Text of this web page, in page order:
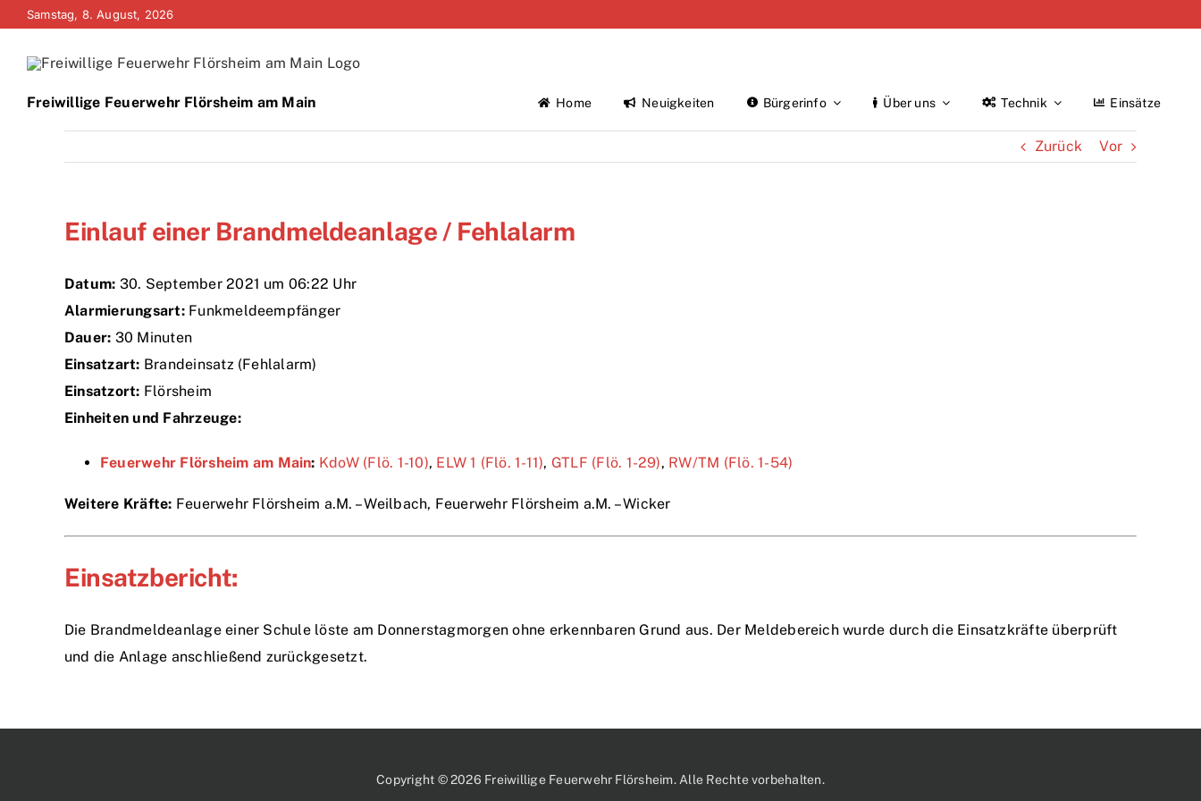
Zum
springen
Samstag, 8. August, 2026
Freiwillige Feuerwehr Flörsheim am Main Home Neuigkeiten Bürgerinfo Über uns Technik Einsätze
Zurück Vor
Einlauf einer Brandmeldeanlage / Fehlalarm
Datum: 30. September 2021 um 06:22 Uhr
Alarmierungsart:Funkmeldeempfänger
Dauer: 30 Minuten
Einsatzart: Brandeinsatz (Fehlalarm)
Einsatzort: Flörsheim
Einheiten und Fahrzeuge:
Feuerwehr Flörsheim am Main: KdoW (Flö. 1-10), ELW 1 (Flö. 1-11), GTLF (Flö. 1-29), RW/TM (Flö. 1-54)
Weitere Kräfte: Feuerwehr Flörsheim a.M. – Weilbach, Feuerwehr Flörsheim a.M. – Wicker
Einsatzbericht:
Die Brandmeldeanlage einer Schule löste am Donnerstagmorgen ohne erkennbaren Grund aus. Der Meldebereich wurde durch die Einsatzkräfte überprüft
und die Anlage anschließend zurückgesetzt.
Copyright © 2026 Freiwillige Feuerwehr Flörsheim. Alle Rechte vorbehalten.